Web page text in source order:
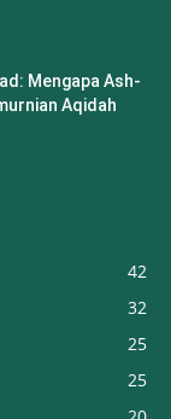
Mengapa Ash-
Aqidah
42
32
25
25